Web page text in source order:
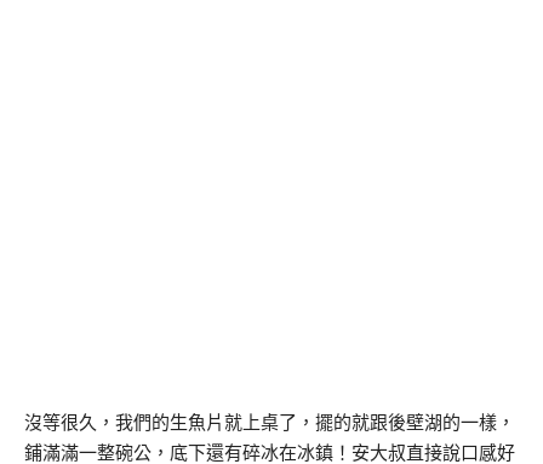
沒等很久，我們的生魚片就上桌了，擺的就跟後壁湖的一樣，
鋪滿滿一整碗公，底下還有碎冰在冰鎮！安大叔直接說口感好